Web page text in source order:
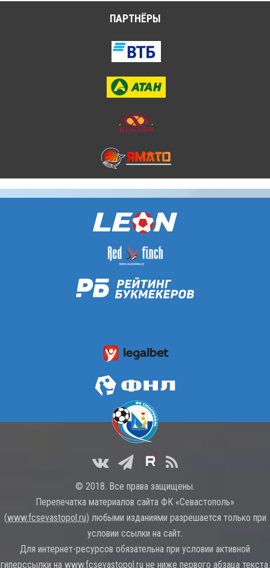
ПАРТНЁРЫ
© 2018. Все права защищены.
Перепечатка материалов сайта ФК «Севастополь»
(www.fcsevastopol.ru) любыми изданиями разрешается только при
условии ссылки на сайт.
Для интернет-ресурсов обязательна при условии активной
гиперссылки на www.fcsevastopol.ru не ниже первого абзаца текста.